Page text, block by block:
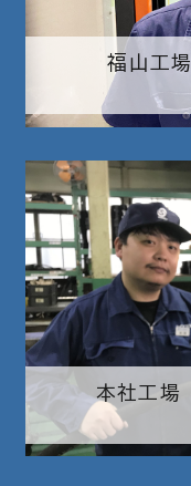
福山工
本社工場